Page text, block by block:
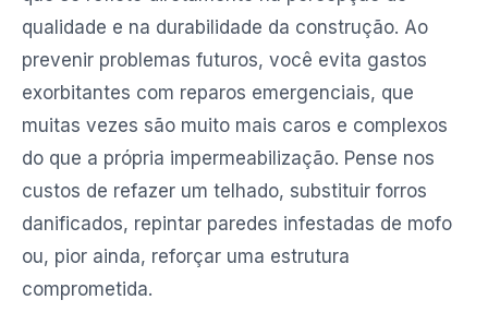
qualidade e na durabilidade da construção. Ao
prevenir problemas futuros, você evita gastos
exorbitantes com reparos emergenciais, que
muitas vezes são muito mais caros e complexos
do que a própria impermeabilização. Pense nos
custos de refazer um telhado, substituir forros
danificados, repintar paredes infestadas de mofo
ou, pior ainda, reforçar uma estrutura
comprometida.